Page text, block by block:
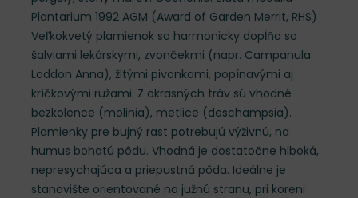
Plantarium 1992 AGM (Award of Garden Merrit, RHS)
Veľkokvetý plamienok sa harmonicky dopĺňa so
šalviami lekárskymi, zvončekmi (napr. Campanula
Loddon Anna), žltými pivonkami, popínavými aj
kríčkovými ružami. Z okrasných tráv sú vhodné
bezkolence (molinia), metlice (deschampsia).
Plamienky pre bujný rast potrebujú výživnú, na
humus bohatú pôdu. Vhodná je dostatočne hlboká,
nepresychajúca a priepustná pôda. Ideálne je
stanovište orientované na južnú stranu, pri koreni